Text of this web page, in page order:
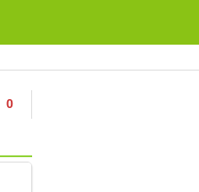
0